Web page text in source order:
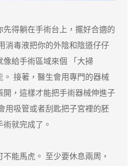
得躺在手術台上，擺好合適的
消毒液把你的外陰和陰道仔仔
像給手術區域來個 「大掃
。 接著，醫生會用專門的器械
開，這樣才能把手術器械伸進子
用吸管或者刮匙把子宮裡的胚
就完成了。
能馬虎。 至少要休息兩周，